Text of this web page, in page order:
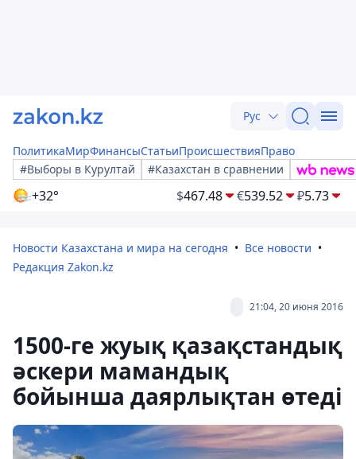
Рус
ПолитикаМирФинансыСтатьиПроисшествияПраво
#Выборы в Курултай
#Казахстан в сравнении
+32° $467.48 €539.52 ₽5.73
Новости Казахстана и мира на сегодня
Все новости
Редакция Zakon.kz
21:04, 20 июня 2016
1500-ге жуық қазақстандық
әскери мамандық
бойынша даярлықтан өтеді